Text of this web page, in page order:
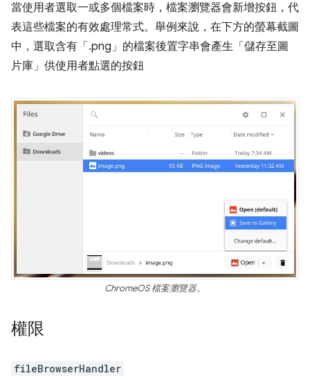
當使用者選取一或多個檔案時，檔案瀏覽器會新增按鈕，代
表這些檔案的有效處理常式。舉例來說，在下方的螢幕截圖
中，選取含有「.png」的檔案後置字串會產生「儲存至圖
片庫」供使用者點選的按鈕
ChromeOS 檔案瀏覽器。
權限
fileBrowserHandler